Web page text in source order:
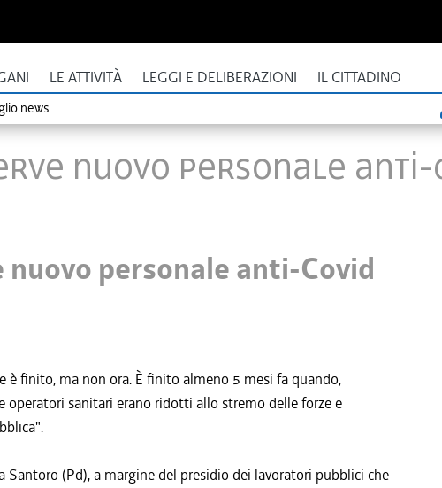
LE ATTIVITÀ LEGGI E DELIBERAZIONI IL CITTADINO
news
nuovo personale anti-
personale anti-Covid
è finito, ma non ora. È finito almeno 5 mesi fa quando,
sanitari erano ridotti allo stremo delle forze e
(Pd), a margine del presidio dei lavoratori pubblici che